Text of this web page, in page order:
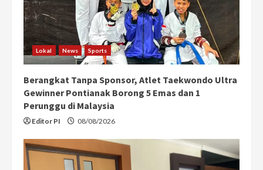
Lokal News Sports
Berangkat Tanpa Sponsor, Atlet Taekwondo Ultra
Gewinner Pontianak Borong 5 Emas dan 1
Perunggu di Malaysia
Editor PI 08/08/2026